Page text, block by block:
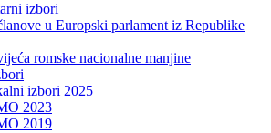
izbori
u Europski parlament iz Republike
romske nacionalne manjine
izbori 2025
2023
2019